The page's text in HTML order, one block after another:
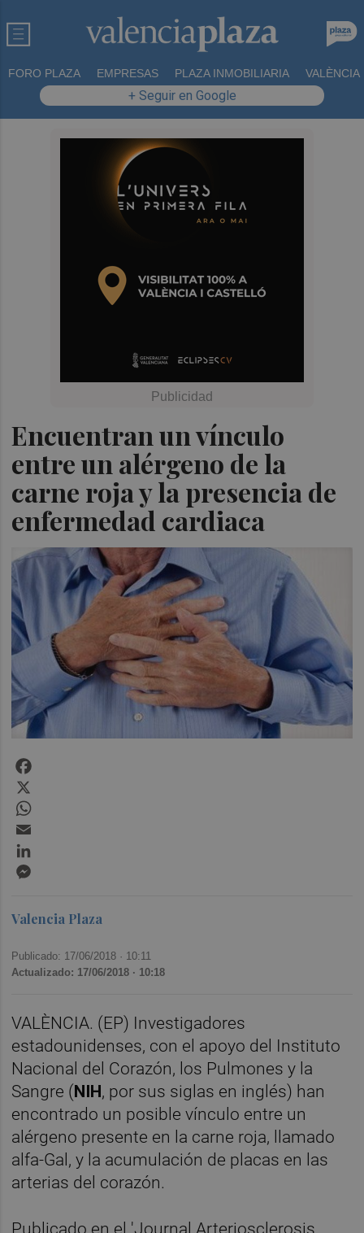
FORO PLAZA EMPRESAS PLAZA INMOBILIARIA VALÈNCIA
+ Seguir en Google
Encuentran un vínculo
entre un alérgeno de la
carne roja y la presencia de
enfermedad cardiaca
Valencia Plaza
Publicado: 17/06/2018 · 10:11
Actualizado: 17/06/2018 · 10:18
VALÈNCIA. (EP) Investigadores
estadounidenses, con el apoyo del Instituto
Nacional del Corazón, los Pulmones y la
Sangre (NIH, por sus siglas en inglés) han
encontrado un posible vínculo entre un
alérgeno presente en la carne roja, llamado
alfa-Gal, y la acumulación de placas en las
arterias del corazón.
Publicado en el 'Journal Arteriosclerosis,